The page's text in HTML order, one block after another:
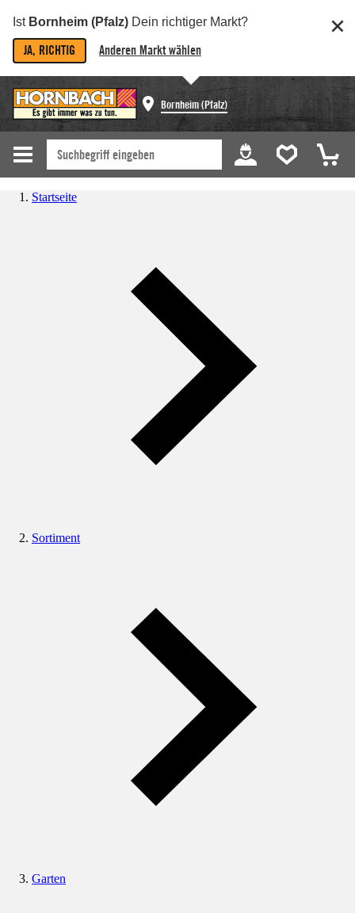
Ist Bornheim (Pfalz) Dein richtiger Markt?
JA, RICHTIG Anderen Markt wählen
Bornheim (Pfalz)
Startseite
Sortiment
Garten